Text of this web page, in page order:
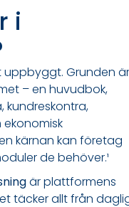
i
uppbyggt. Grunden är
– en huvudbok,
kundreskontra,
kärnan kan företag
de behöver.¹
är plattformens
täcker allt från